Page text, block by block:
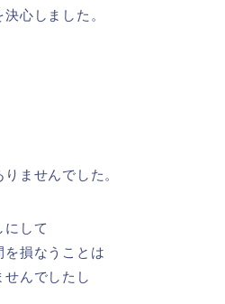
心しました。
ませんでした。
にして
を損なうことは
せんでしたし